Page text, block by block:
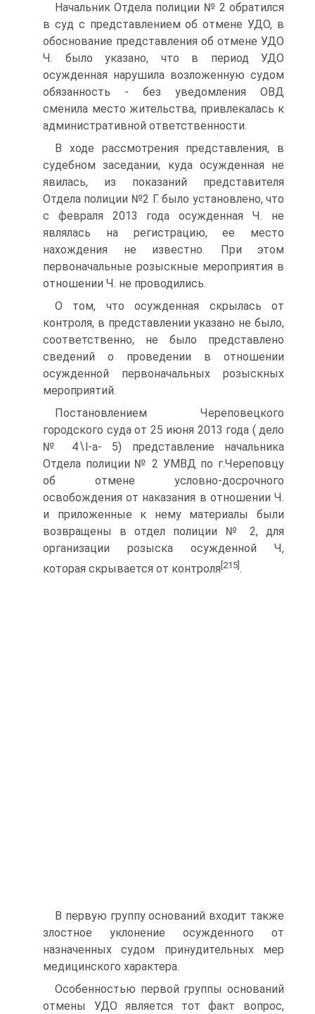
Начальник Отдела полиции № 2 обратился
в суд с представлением об отмене УДО, в
обоснование представления об отмене УДО
Ч. было указано, что в период УДО
осужденная нарушила возложенную судом
обязанность - без уведомления ОВД
сменила место жительства, привлекалась к
административной ответственности.
В ходе рассмотрения представления, в
судебном заседании, куда осужденная не
явилась, из показаний представителя
Отдела полиции №2 Г. было установлено, что
с февраля 2013 года осужденная Ч. не
являлась на регистрацию, ее место
нахождения не известно. При этом
первоначальные розыскные мероприятия в
отношении Ч. не проводились.
О том, что осужденная скрылась от
контроля, в представлении указано не было,
соответственно, не было представлено
сведений о проведении в отношении
осужденной первоначальных розыскных
мероприятий.
Постановлением Череповецкого
городского суда от 25 июня 2013 года ( дело
№ 4∖l-a- 5) представление начальника
Отдела полиции № 2 УМВД по г.Череповцу
об отмене условно-досрочного
освобождения от наказания в отношении Ч.
и приложенные к нему материалы были
возвращены в отдел полиции № 2, для
организации розыска осужденной Ч,
которая скрывается от контроля [215] .
В первую группу оснований входит также
злостное уклонение осужденного от
назначенных судом принудительных мер
медицинского характера.
Особенностью первой группы оснований
отмены УДО является тот факт вопрос,